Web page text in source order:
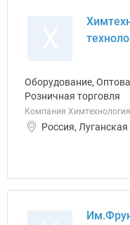
Оборудование,
Розничная торговля
Компания
Россия,